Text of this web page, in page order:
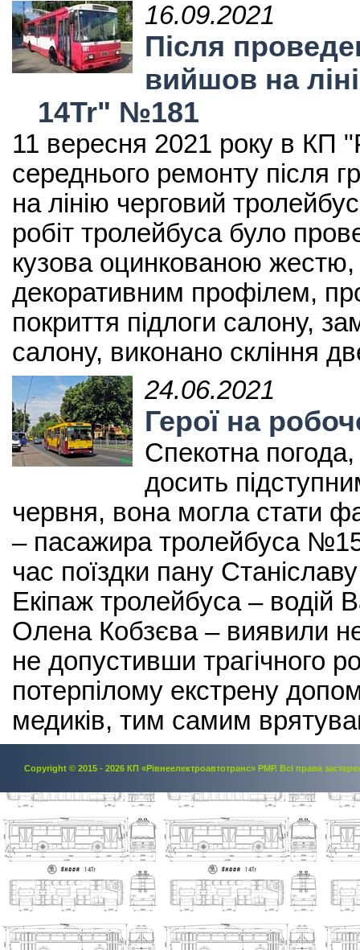
16.09.2021
Після
вийшов на
14Tr" №181
11 вересня 2021 року в КП
середнього ремонту після
на лінію черговий
робіт тролейбуса було
кузова оцинкованою
декоративним профілем,
покриття підлоги салону,
салону, виконано скління
24.06.2021
Герої на
Спекотна
досить
червня, вона могла стати
– пасажира тролейбуса
час поїздки пану
Екіпаж тролейбуса – водій
Олена Кобзєва – виявили
не допустивши трагічного
потерпілому екстрену
медиків, тим самим
Copyright © 2015 - 2026 КП «Рівнеелектроавтотранс» РМР. Всi права